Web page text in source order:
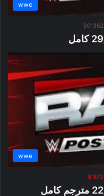
wwe
30٬362
wwe
9٬872